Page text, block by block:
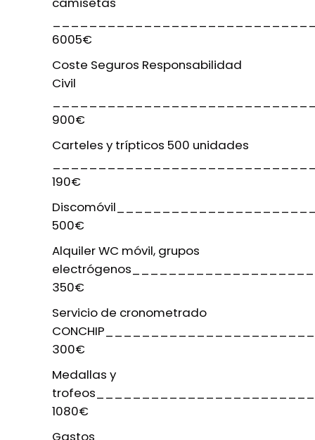
6005€
Coste Seguros Responsabilidad
Civil
900€
Carteles y trípticos 500 unidades
190€
500€
Alquiler WC móvil, grupos
350€
Servicio de cronometrado
300€
Medallas y
1080€